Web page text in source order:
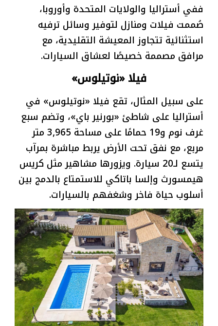
ففي أستراليا والولايات المتحدة وأوروبا،
صُممت فيلات ومنازل لتوفير وسائل ترفيه
استثنائية تتجاوز المعيشة التقليدية، مع
مرافق مصممة خصيصًا لعشاق السيارات.
فيلا «نوتيلوس»
على سبيل المثال، تقع فيلا «نوتيلوس» في
أستراليا على شاطئ «بورنير باي»، وتضم سبع
غرف نوم و19 حمامًا على مساحة 3,965 متر
مربع، مع نفق تحت الأرض يربط مباشرة بمرآب
يتسع لـ20 سيارة. ويزورها مشاهير مثل كريس
هيمسورث وإلسا باتاكي للاستمتاع بالدمج بين
أسلوب حياة فاخر وشغفهم بالسيارات.